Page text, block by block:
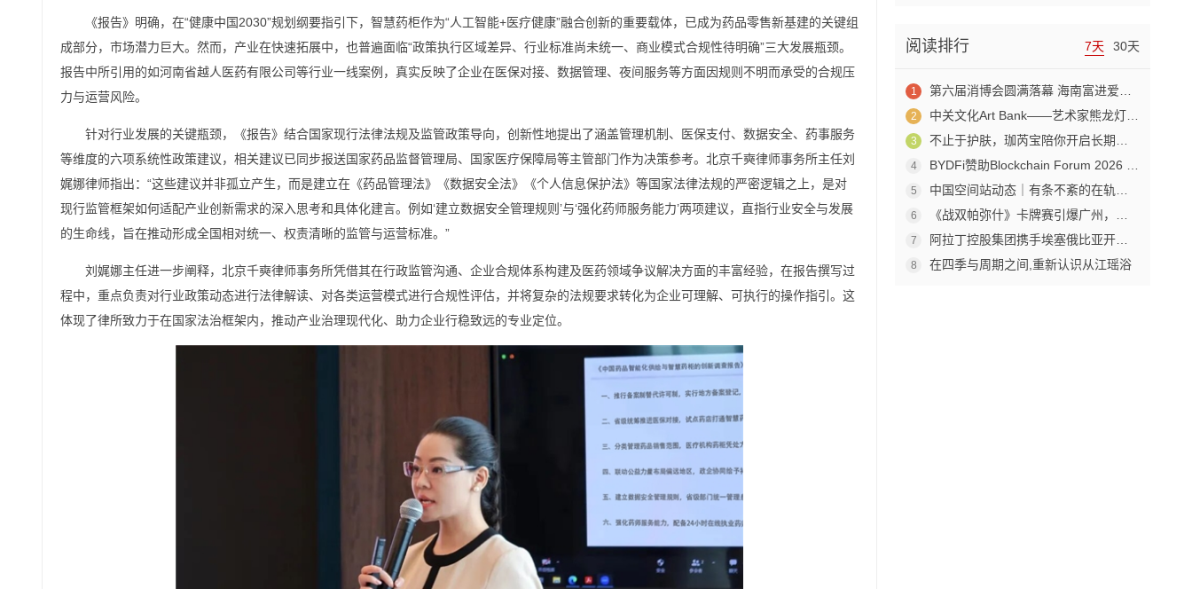
《报告》明确，在“健康中国2030”规划纲要指引下，智慧药柜作为“人工智能+医疗健康”融合创新的重要载体，已成为药品零售新基建的关键组
成部分，市场潜力巨大。然而，产业在快速拓展中，也普遍面临“政策执行区域差异、行业标准尚未统一、商业模式合规性待明确”三大发展瓶颈。
报告中所引用的如河南省越人医药有限公司等行业一线案例，真实反映了企业在医保对接、数据管理、夜间服务等方面因规则不明而承受的合规压
力与运营风险。
针对行业发展的关键瓶颈，《报告》结合国家现行法律法规及监管政策导向，创新性地提出了涵盖管理机制、医保支付、数据安全、药事服务
等维度的六项系统性政策建议，相关建议已同步报送国家药品监督管理局、国家医疗保障局等主管部门作为决策参考。北京千奭律师事务所主任刘
娓娜律师指出：“这些建议并非孤立产生，而是建立在《药品管理法》《数据安全法》《个人信息保护法》等国家法律法规的严密逻辑之上，是对
现行监管框架如何适配产业创新需求的深入思考和具体化建言。例如‘建立数据安全管理规则’与‘强化药师服务能力’两项建议，直指行业安全与发展
的生命线，旨在推动形成全国相对统一、权责清晰的监管与运营标准。”
刘娓娜主任进一步阐释，北京千奭律师事务所凭借其在行政监管沟通、企业合规体系构建及医药领域争议解决方面的丰富经验，在报告撰写过
程中，重点负责对行业政策动态进行法律解读、对各类运营模式进行合规性评估，并将复杂的法规要求转化为企业可理解、可执行的操作指引。这
体现了律所致力于在国家法治框架内，推动产业治理现代化、助力企业行稳致远的专业定位。
阅读排行 7天 30天
1 第六届消博会圆满落幕 海南富进爱科合成生物成果赋能生物制造产业新发展
2 中关文化Art Bank——艺术家熊龙灯走进兴业银行北京开发区私行
3 不止于护肤，珈芮宝陪你开启长期养肤之旅
4 BYDFi赞助Blockchain Forum 2026 交流Web3与AI生态
5 中国空间站动态｜有条不紊的在轨工作日常
6 《战双帕弥什》卡牌赛引爆广州，杰森娱乐构建原创TCG赛事生态
7 阿拉丁控股集团携手埃塞俄比亚开创中非工业农业合作新篇章
8 在四季与周期之间,重新认识从江瑶浴